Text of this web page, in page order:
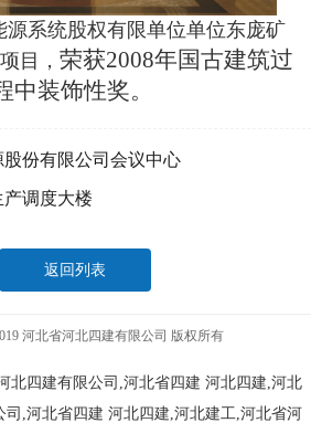
源系统股权有限单位单位东庞矿
目， 荣获2008年国古建筑过
中装饰性奖。
份有限公司会议中心
调度大楼
返回列表
河北省河北四建有限公司 版权所有
北四建有限公司,河北省四建 河北四建,河北
司,河北省四建 河北四建,河北建工,河北省河